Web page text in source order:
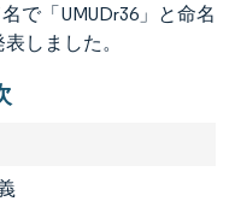
で「UMUDr36」と命名
しました。